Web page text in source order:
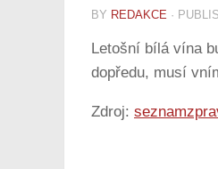
BY REDAKCE ·
Letošní bílá vína
dopředu, musí
Zdroj: